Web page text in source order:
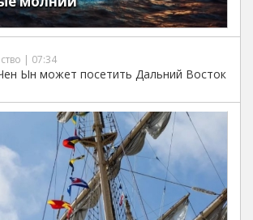
| 07:34
Ын может посетить Дальний Восток